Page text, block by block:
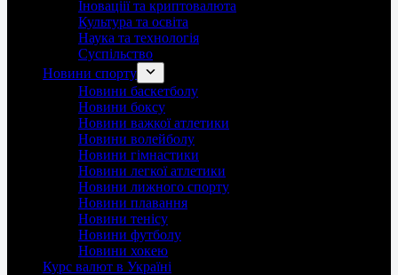
Іноваціії та криптовалюта
Культура та освіта
Наука та технологія
Суспільство
Новини спорту
Новини баскетболу
Новини боксу
Новини важкої атлетики
Новини волейболу
Новини гімнастики
Новини легкої атлетики
Новини лижного спорту
Новини плавання
Новини тенісу
Новини футболу
Новини хокею
Курс валют в Україні